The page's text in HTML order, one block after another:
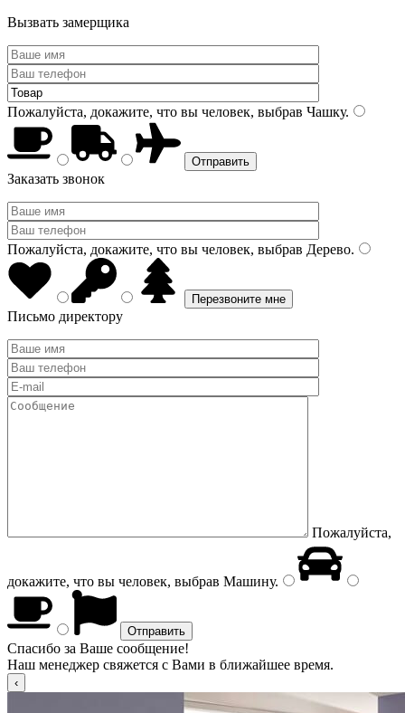
Вызвать замерщика
Пожалуйста, докажите, что вы человек, выбрав Чашку.
Заказать звонок
Пожалуйста, докажите, что вы человек, выбрав Дерево.
Письмо директору
Пожалуйста,
докажите, что вы человек, выбрав Машину.
Спасибо за Ваше сообщение!
Наш менеджер свяжется с Вами в ближайшее время.